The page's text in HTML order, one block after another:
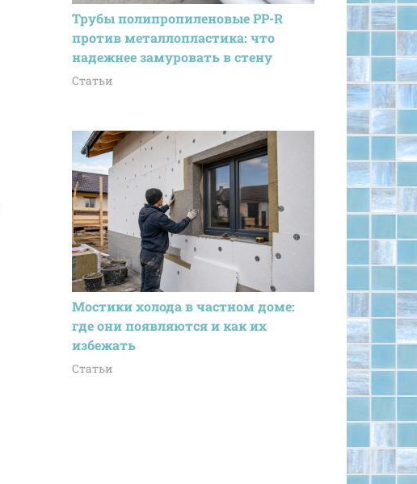
Трубы полипропиленовые PP-R
против металлопластика: что
надежнее замуровать в стену
Статьи
Мостики холода в частном доме:
где они появляются и как их
избежать
Статьи